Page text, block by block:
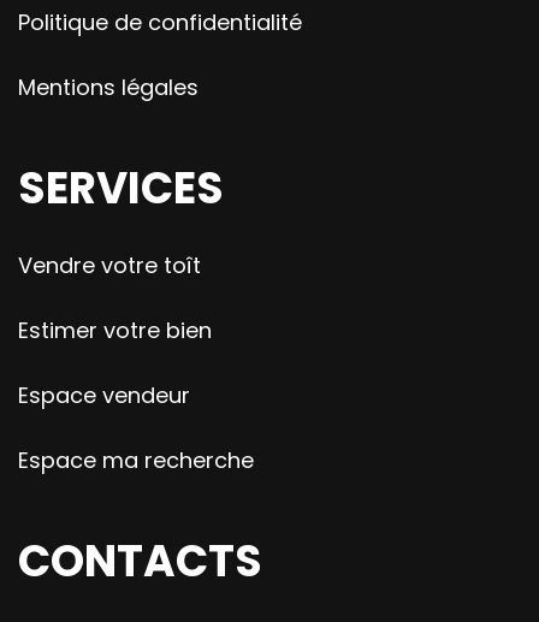
Politique de confidentialité
Mentions légales
SERVICES
Vendre votre toît
Estimer votre bien
Espace vendeur
Espace ma recherche
CONTACTS